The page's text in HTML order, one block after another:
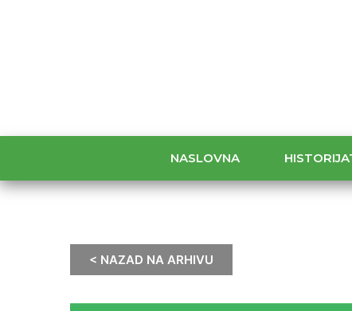
NASLOVNA
< NAZAD NA ARHIVU